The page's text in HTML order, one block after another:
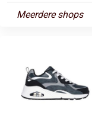
Meerdere shops